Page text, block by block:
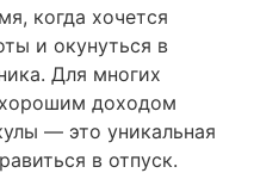
когда хочется
и окунуться в
Для многих
доходом
— это уникальная
в отпуск.